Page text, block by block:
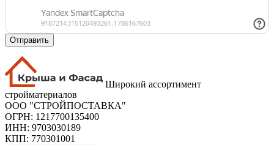
Отправить
Широкий ассортимент
стройматериалов
ООО "СТРОЙПОСТАВКА"
ОГРН: 1217700135400
ИНН: 9703030189
КПП: 770301001